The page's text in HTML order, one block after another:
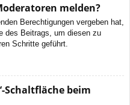
melden?
Berechtigungen vergeben hat,
des Beitrags, um diesen zu
Schritte geführt.
Schaltfläche beim